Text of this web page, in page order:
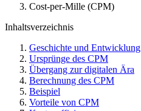
Cost-per-Mille (CPM)
Inhaltsverzeichnis
Geschichte und Entwicklung
Ursprünge des CPM
Übergang zur digitalen Ära
Berechnung des CPM
Beispiel
Vorteile von CPM